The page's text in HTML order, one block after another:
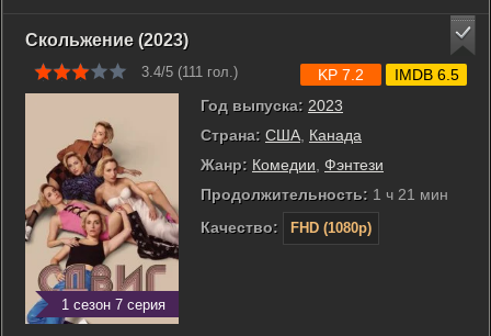
Скольжение (2023)
3.4/5 (111 гол.)
1 сезон 7 серия
Год выпуска: 2023
Страна: США, Канада
Жанр: Комедии, Фэнтези
Продолжительность: 1 ч 21 мин
Качество:
FHD (1080p)
KP 7.2 IMDB 6.5